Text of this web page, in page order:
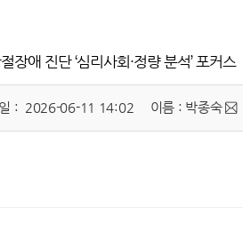
장애 진단 ‘심리사회·정량 분석’ 포커스
: 2026-06-11 14:02 이름 : 박종숙